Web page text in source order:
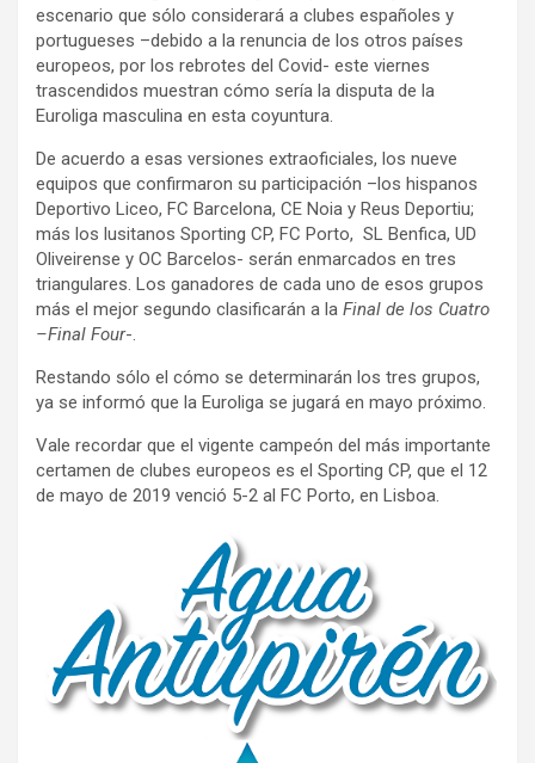
escenario que sólo considerará a clubes españoles y
portugueses –debido a la renuncia de los otros países
europeos, por los rebrotes del Covid- este viernes
trascendidos muestran cómo sería la disputa de la
Euroliga masculina en esta coyuntura.
De acuerdo a esas versiones extraoficiales, los nueve
equipos que confirmaron su participación –los hispanos
Deportivo Liceo, FC Barcelona, CE Noia y Reus Deportiu;
más los lusitanos Sporting CP, FC Porto, SL Benfica, UD
Oliveirense y OC Barcelos- serán enmarcados en tres
triangulares. Los ganadores de cada uno de esos grupos
más el mejor segundo clasificarán a la Final de los Cuatro
–Final Four-.
Restando sólo el cómo se determinarán los tres grupos,
ya se informó que la Euroliga se jugará en mayo próximo.
Vale recordar que el vigente campeón del más importante
certamen de clubes europeos es el Sporting CP, que el 12
de mayo de 2019 venció 5-2 al FC Porto, en Lisboa.